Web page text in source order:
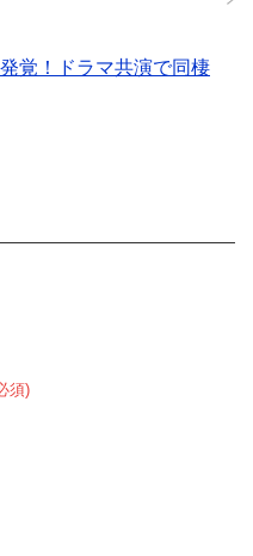
覚！ドラマ共演で同棲
須)